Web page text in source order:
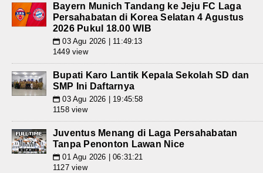
Bayern Munich Tandang ke Jeju FC Laga
Persahabatan di Korea Selatan 4 Agustus
2026 Pukul 18.00 WIB
📅 03 Agu 2026 | 11:49:13
1449 view
Bupati Karo Lantik Kepala Sekolah SD dan
SMP Ini Daftarnya
📅 03 Agu 2026 | 19:45:58
1158 view
Juventus Menang di Laga Persahabatan
Tanpa Penonton Lawan Nice
📅 01 Agu 2026 | 06:31:21
1127 view